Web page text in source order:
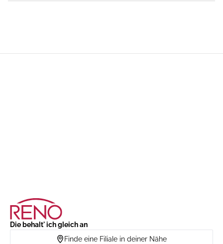
Die behalt' ich gleich an
Finde eine Filiale in deiner Nähe